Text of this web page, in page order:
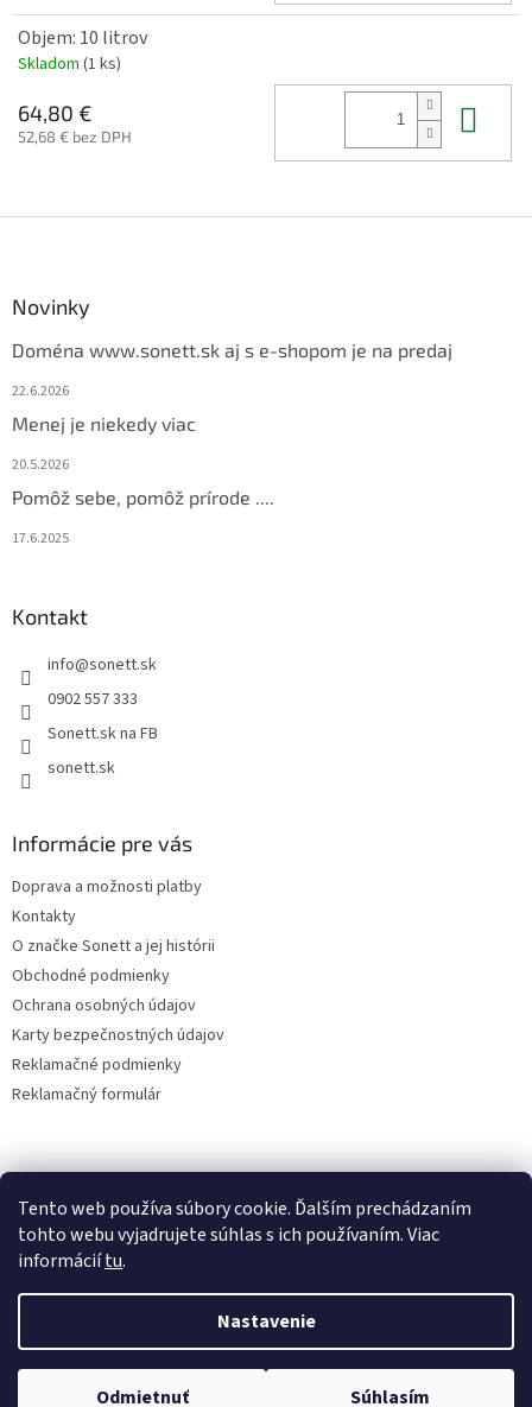
Tento web používa súbory cookie. Ďalším prechádzaním
tohto webu vyjadrujete súhlas s ich používaním. Viac
informáciítu.
Nastavenie
Odmietnuť Súhlasím
Objem: 10 litrov
Skladom (1 ks)
64,80 €
52,68 € bez DPH
Novinky
Doména www.sonett.sk aj s e-shopom je na predaj
22.6.2026
Menej je niekedy viac
20.5.2026
Pomôž sebe, pomôž prírode ....
17.6.2025
Kontakt
info@sonett.sk
0902 557 333
Sonett.sk na FB
sonett.sk
Informácie pre vás
Doprava a možnosti platby
Kontakty
O značke Sonett a jej histórii
Obchodné podmienky
Ochrana osobných údajov
Karty bezpečnostných údajov
Reklamačné podmienky
Reklamačný formulár
sonett klub
Copyright 2026www.sonett.sk - ekodrogéria. Všetky práva